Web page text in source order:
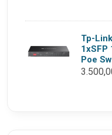
Tp-
1xSFP
Poe